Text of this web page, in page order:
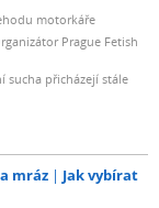
motorkáře
Prague Fetish
sucha přicházejí stále
mráz
Jak vybírat